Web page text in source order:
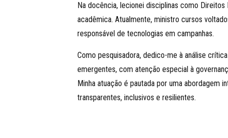
Na docência, lecionei disciplinas como
acadêmica. Atualmente, ministro cursos
responsável de tecnologias em campanhas.
Como pesquisadora, dedico-me à análise
emergentes, com atenção especial à
Minha atuação é pautada por uma abordagem
transparentes, inclusivos e resilientes.